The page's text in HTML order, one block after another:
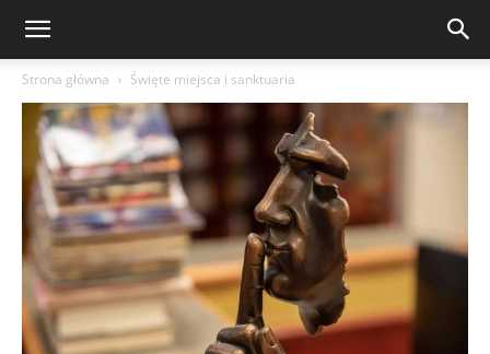
Strona główna Święte miejsca i sanktuaria